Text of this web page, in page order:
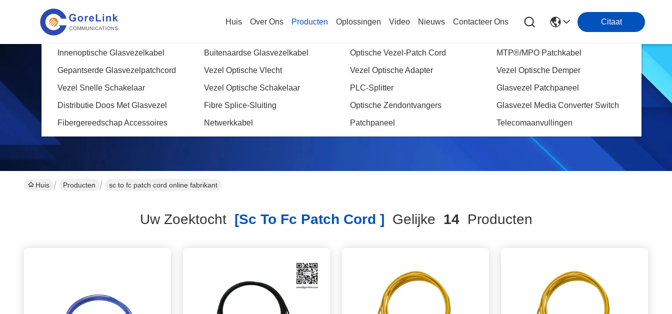
Huis Over Ons Producten
Innenoptische Glasvezelkabel Buitenaardse Glasvezelkabel Optische Vezel-Patch Cord MTP®/MPO Patchkabel
Gepantserde Glasvezelpatchcord Vezel Optische Vlecht Vezel Optische Adapter Vezel Optische Demper
Vezel Snelle Schakelaar Vezel Optische Schakelaar PLC-Splitter Glasvezel Patchpaneel
Distributie Doos Met Glasvezel Fibre Splice-Sluiting Optische Zendontvangers Glasvezel Media Converter Switch
Fibergereedschap Accessoires Netwerkkabel Patchpaneel Telecomaanvullingen
Oplossingen Video Nieuws Contacteer Ons Citaat
Zoekenresultaat
Huis Producten sc to fc patch cord online fabrikant
Uw Zoektocht[sc To Fc Patch Cord ] Gelijke 14Producten